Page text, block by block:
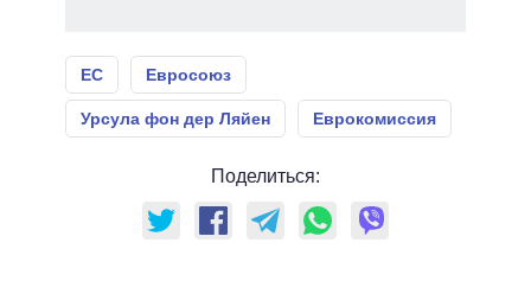
ЕС Евросоюз
Урсула фон дер Ляйен Еврокомиссия
Поделиться: